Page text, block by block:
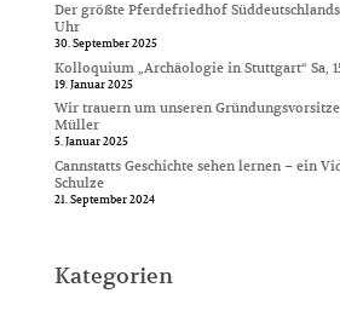
Der größte Pferdefriedhof Süddeutschlands
Uhr
30. September 2025
Kolloquium „Archäologie in Stuttgart“ Sa,
19. Januar 2025
Wir trauern um unseren
Müller
5. Januar 2025
Cannstatts Geschichte sehen lernen – ein
Schulze
21. September 2024
Kategorien